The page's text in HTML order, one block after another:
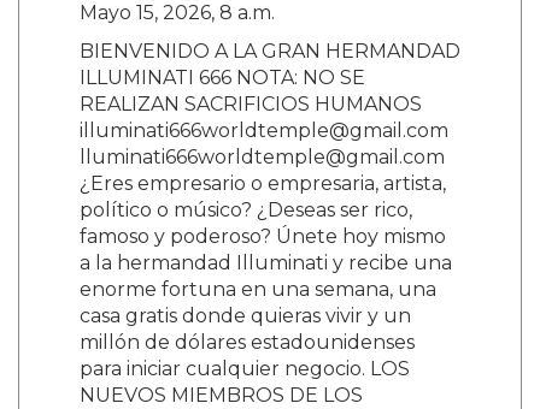
Mayo 15, 2026, 8 a.m.
BIENVENIDO A LA GRAN HERMANDAD
ILLUMINATI 666 NOTA: NO SE
REALIZAN SACRIFICIOS HUMANOS
illuminati666worldtemple@gmail.com
lluminati666worldtemple@gmail.com
¿Eres empresario o empresaria, artista,
político o músico? ¿Deseas ser rico,
famoso y poderoso? Únete hoy mismo
a la hermandad Illuminati y recibe una
enorme fortuna en una semana, una
casa gratis donde quieras vivir y un
millón de dólares estadounidenses
para iniciar cualquier negocio. LOS
NUEVOS MIEMBROS DE LOS